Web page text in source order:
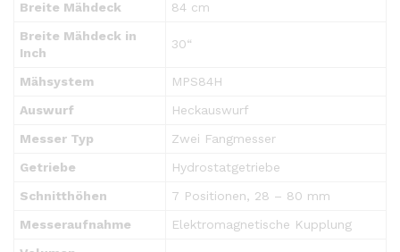
Breite Mähdeck
84 cm
Breite Mähdeck in
Inch
30“
Mähsystem
MPS84H
Auswurf
Heckauswurf
Messer Typ
Zwei Fangmesser
Getriebe
Hydrostatgetriebe
Schnitthöhen
7 Positionen, 28 – 80 mm
Messeraufnahme
Elektromagnetische Kupplung